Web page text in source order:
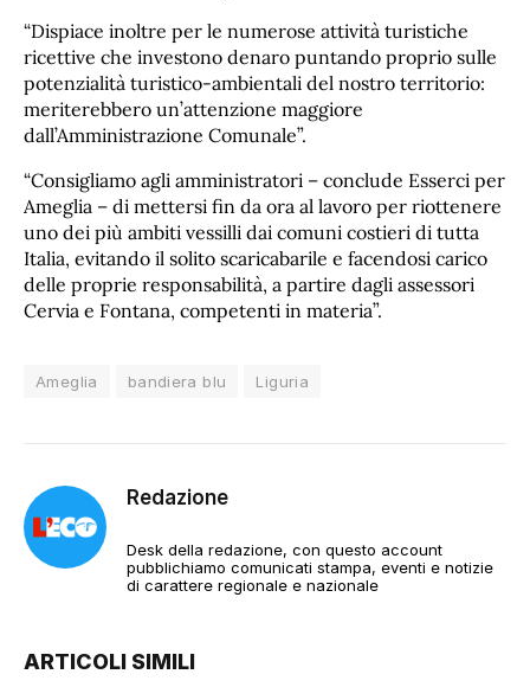
“Dispiace inoltre per le numerose attività turistiche
ricettive che investono denaro puntando proprio sulle
potenzialità turistico-ambientali del nostro territorio:
meriterebbero un’attenzione maggiore
dall’Amministrazione Comunale”.
“Consigliamo agli amministratori – conclude Esserci per
Ameglia – di mettersi fin da ora al lavoro per riottenere
uno dei più ambiti vessilli dai comuni costieri di tutta
Italia, evitando il solito scaricabarile e facendosi carico
delle proprie responsabilità, a partire dagli assessori
Cervia e Fontana, competenti in materia”.
Ameglia bandiera blu Liguria
Redazione
Desk della redazione, con questo account
pubblichiamo comunicati stampa, eventi e notizie
di carattere regionale e nazionale
ARTICOLI SIMILI